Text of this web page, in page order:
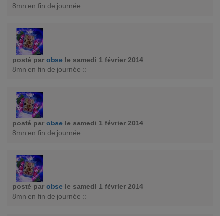
8mn en fin de journée ::
posté par obse le samedi 1 février 2014
8mn en fin de journée ::
posté par obse le samedi 1 février 2014
8mn en fin de journée ::
posté par obse le samedi 1 février 2014
8mn en fin de journée ::